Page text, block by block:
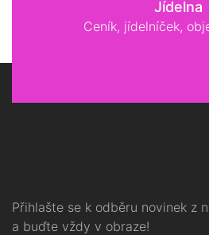
Jídelna
Ceník, jídelníček,
Přihlašte se k odběru novinek z
a buďte vždy v obraze!